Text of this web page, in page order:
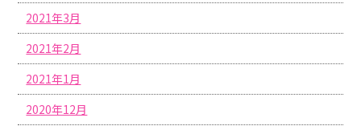
2021年3月
2021年2月
2021年1月
2020年12月